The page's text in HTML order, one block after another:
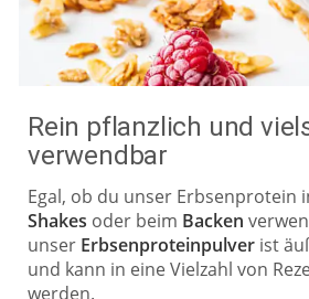
Rein pflanzlich und
verwendbar
Egal, ob du unser Erbsenprotein
Shakes oder beim Backen
unser Erbsenproteinpulver ist
und kann in eine Vielzahl von
werden.